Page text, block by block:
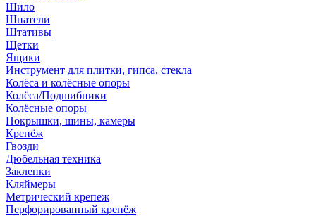
Шило
Шпатели
Штативы
Щетки
Ящики
Инструмент для плитки, гипса, стекла
Колёса и колёсные опоры
Колёса/Подшибники
Колёсные опоры
Покрышки, шины, камеры
Крепёж
Гвозди
Дюбельная техника
Заклепки
Кляймеры
Метрический крепеж
Перфорированный крепёж